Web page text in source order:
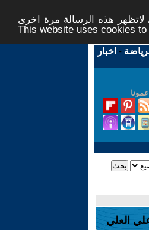
هذه الرسالة مرة اخرى -
This website uses cookies
- اخبار
العلي